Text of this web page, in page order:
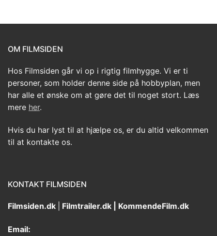
OM FILMSIDEN
Hos Filmsiden går vi op i rigtig filmhygge. Vi er ti
personer, som holder denne side på hobbyplan, men
har alle et ønske om at gøre det til noget stort. Læs
mere her.
Hvis du har lyst til at hjælpe os, er du altid velkommen
til at kontakte os.
KONTAKT FILMSIDEN
Filmsiden.dk Filmtrailer.dk | KommendeFilm.dk
Email: